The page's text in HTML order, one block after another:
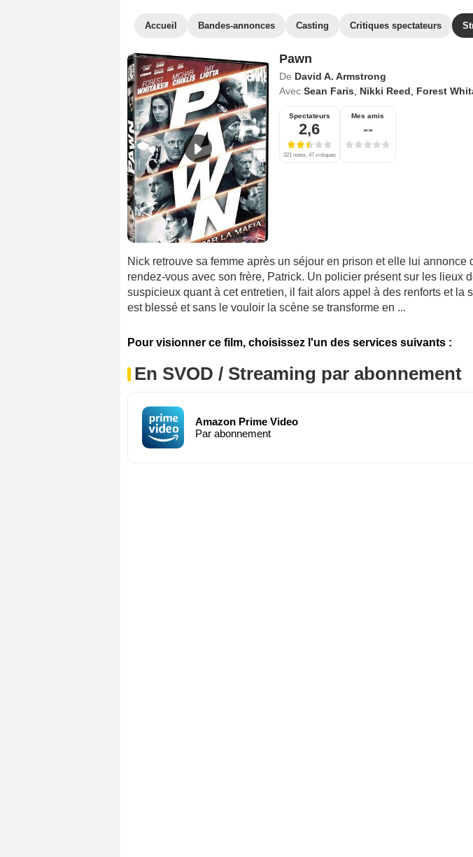
Accueil Bandes-annonces Casting Critiques spectateurs
Pawn
De David A. Armstrong
Avec Sean Faris Nikki Reed Forest
Spectateurs
2,6
321 notes, 47 critiques
Mes amis
--
Nick retrouve sa femme après un séjour en prison et elle lui annonce
rendez-vous avec son frère, Patrick. Un policier présent sur les lieux
suspicieux quant à cet entretien, il fait alors appel à des renforts et la
est blessé et sans le vouloir la scène se transforme en ...
Pour visionner ce film, choisissez l'un des services suivants :
En SVOD / Streaming par abonnement
Amazon Prime Video
Par abonnement